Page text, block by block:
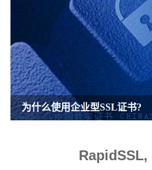
为什么使用企业型SSL证书?